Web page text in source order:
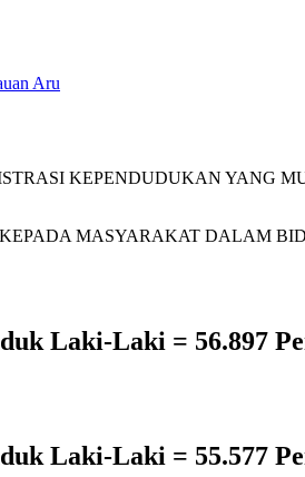
Aru
KEPENDUDUKAN YANG
MASYARAKAT DALAM
Laki-Laki = 56.897
Laki-Laki = 55.577